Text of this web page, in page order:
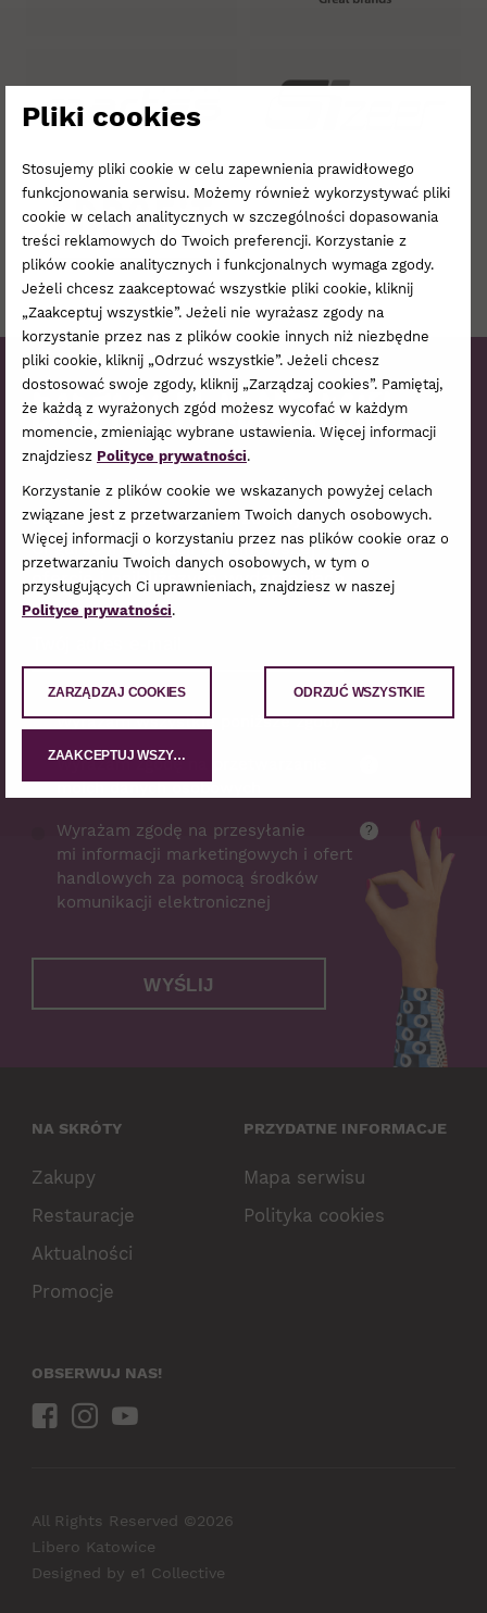
Bądźmy w kontakcie!
Zapisz się do naszego newslettera,
a raz na jakiś czas podrzucimy
Ci garść informacji o najnowszej
ofercie i najbliższych wydarzeniach.
Wyrażam wszystkie poniższe zgody
Wyrażam zgodę na przetwarzanie
moich danych osobowych
Wyrażam zgodę na przesyłanie
mi informacji marketingowych i ofert
handlowych za pomocą środków
komunikacji elektronicznej
?
WYŚLIJ
NA SKRÓTY
Zakupy
Restauracje
Aktualności
Promocje
PRZYDATNE INFORMACJE
Mapa serwisu
Polityka cookies
OBSERWUJ NAS!
All Rights Reserved ©2026
Libero Katowice
Designed by e1 Collective
Pliki cookies
Stosujemy pliki cookie w celu zapewnienia prawidłowego
funkcjonowania serwisu. Możemy również wykorzystywać pliki
cookie w celach analitycznych w szczególności dopasowania
treści reklamowych do Twoich preferencji. Korzystanie z
plików cookie analitycznych i funkcjonalnych wymaga zgody.
Jeżeli chcesz zaakceptować wszystkie pliki cookie, kliknij
„Zaakceptuj wszystkie”. Jeżeli nie wyrażasz zgody na
korzystanie przez nas z plików cookie innych niż niezbędne
pliki cookie, kliknij „Odrzuć wszystkie”. Jeżeli chcesz
dostosować swoje zgody, kliknij „Zarządzaj cookies”. Pamiętaj,
że każdą z wyrażonych zgód możesz wycofać w każdym
momencie, zmieniając wybrane ustawienia. Więcej informacji
znajdziesz Polityce prywatności.
Korzystanie z plików cookie we wskazanych powyżej celach
związane jest z przetwarzaniem Twoich danych osobowych.
Więcej informacji o korzystaniu przez nas plików cookie oraz o
przetwarzaniu Twoich danych osobowych, w tym o
przysługujących Ci uprawnieniach, znajdziesz w naszej
Polityce prywatności.
ZARZĄDZAJ COOKIES ODRZUĆ WSZYSTKIE
ZAAKCEPTUJ WSZYSTKIE